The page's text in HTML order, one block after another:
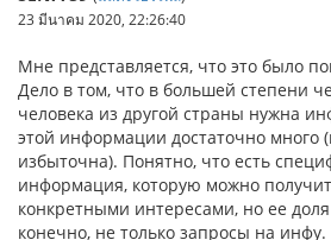
23 มีนาคม 2020, 22:26:40
Мне представляется, что это было
Дело в том, что в большей степени
человека из другой страны нужна
этой информации достаточно много
избыточна). Понятно, что есть
информация, которую можно
конкретными интересами, но ее
конечно, не только запросы на инфу.